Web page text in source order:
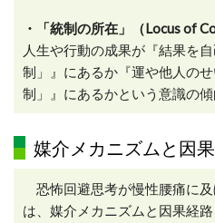
・「統制の所在」（Locus of
人生や行動の成果が『結果を
制」』にあるか『運や他人の
制」』にあるかという意識の傾
媒介メカニズムと因
恐怖回避思考が慢性腰痛に
は、媒介メカニズムと因果経